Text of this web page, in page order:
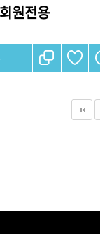
원전용